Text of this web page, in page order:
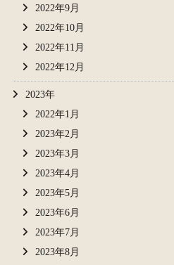
2022年9月
2022年10月
2022年11月
2022年12月
2023年
2022年1月
2023年2月
2023年3月
2023年4月
2023年5月
2023年6月
2023年7月
2023年8月